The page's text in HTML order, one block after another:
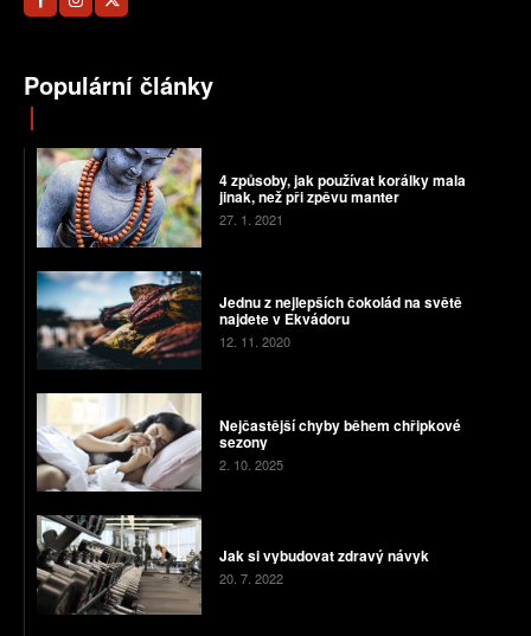
Populární články
4 způsoby, jak používat korálky mala
jinak, než při zpěvu manter
27. 1. 2021
Jednu z nejlepších čokolád na světě
najdete v Ekvádoru
12. 11. 2020
Nejčastější chyby během chřipkové
sezony
2. 10. 2025
Jak si vybudovat zdravý návyk
20. 7. 2022